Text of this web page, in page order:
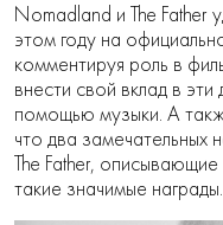
Nomadland и The Father
этом году на
комментируя роль в
внести свой вклад в
помощью музыки. А
что два замечательных
The Father,
такие значимые награды.